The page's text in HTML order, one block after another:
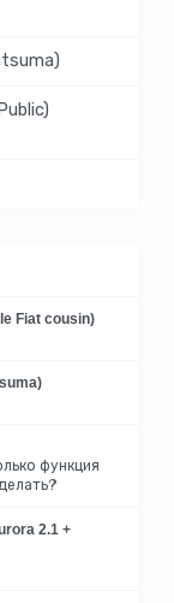
Fiat cousin)
функция
2.1 +